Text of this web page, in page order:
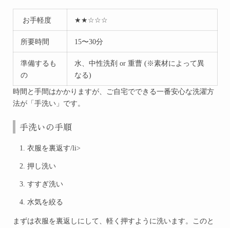
お手軽度 ★★☆☆☆
所要時間 15〜30分
準備するも
の
水、中性洗剤 or 重曹 (※素材によって異
なる)
時間と手間はかかりますが、ご自宅でできる一番安心な洗濯方
法が 「手洗い」 です。
手洗いの手順
衣服を裏返す/li>
押し洗い
すすぎ洗い
水気を絞る
まずは衣服を裏返しにして、軽く押すように洗います。このと